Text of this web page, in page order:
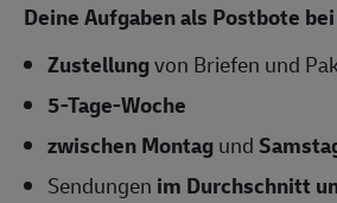
Deine Aufgaben als Postbote
Zustellungvon Briefen und
5-Tage-Woche
zwischen Montagund
Sendungen im Durchschnitt